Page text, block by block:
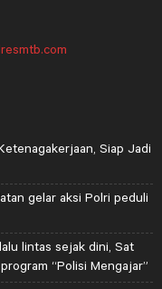
Siap Jadi
gelar aksi Polri peduli
lintas sejak dini, Sat
“Polisi Mengajar”